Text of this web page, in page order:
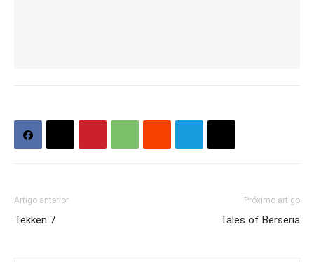
Artigo anterior
Tekken 7
Próximo artigo
Tales of Berseria